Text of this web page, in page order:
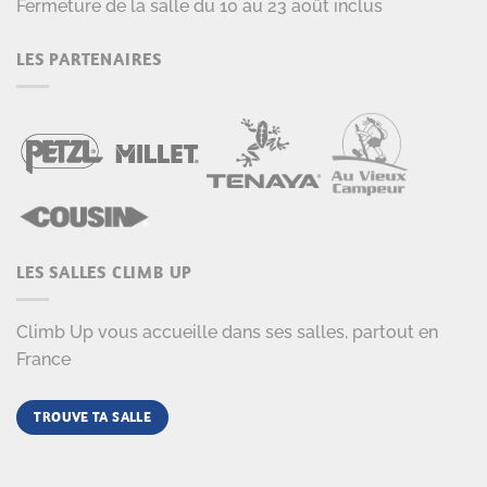
Fermeture de la salle du 10 au 23 août inclus
LES PARTENAIRES
LES SALLES CLIMB UP
Climb Up vous accueille dans ses salles, partout en
France
TROUVE TA SALLE